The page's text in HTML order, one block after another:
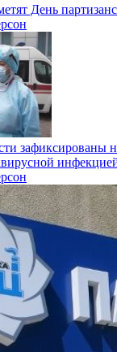
День
зафиксированы